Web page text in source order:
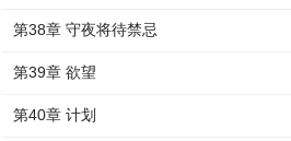
第38章 守夜将待禁忌
第39章 欲望
第40章 计划